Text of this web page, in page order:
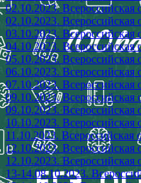
02.10.2023.
02.10.2023.
03.10.2023.
04.10.2023.
05.10.2023.
06.10.2023.
07.10.2023.
09.10.2023.
09.10.2023.
10.10.2023.
11.10.2023.
12.10.2023. Всероссийская
12.10.2023. Всероссийская
13-14.08.10.2023.